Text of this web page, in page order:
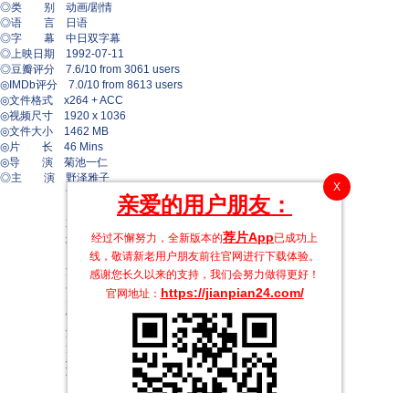
X
亲爱的用户朋友：
经过不懈努力，全新版本的荐片App已成功上
线，敬请新老用户朋友前往官网进行下载体验。
感谢您长久以来的支持，我们会努力做得更好！
官网地址： https://jianpian24.com/
◎类 别 动画/剧情
◎语 言 日语
◎字 幕 中日双字幕
◎上映日期 1992-07-11
◎豆瓣评分 7.6/10 from 3061 users
◎IMDb评分 7.0/10 from 8613 users
◎文件格式 x264 + ACC
◎视频尺寸 1920 x 1036
◎文件大小 1462 MB
◎片 长 46 Mins
◎导 演 菊池一仁
◎主 演 野泽雅子
古川登志夫
草尾毅
堀川亮
曾我部和恭
江川央生
小林俊夫
矢田耕司
宫内幸平
渡边菜生子
龙田直树
濑户真由美
西本悦子